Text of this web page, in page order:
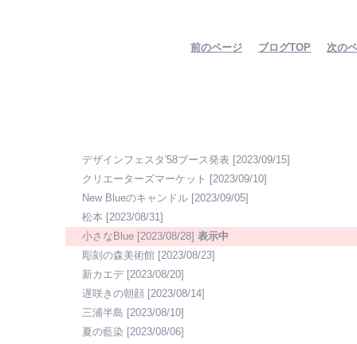
前のページ ブログTOP 次の
デザインフェスタ'58ブース発表 [2023/09/15]
クリエーターズマーケット [2023/09/10]
New Blueのキャンドル [2023/09/05]
松本 [2023/08/31]
小さなBlue [2023/08/28] 表示中
彫刻の森美術館 [2023/08/23]
新カエデ[2023/08/20]
遅咲きの朝顔 [2023/08/14]
三浦半島 [2023/08/10]
夏の藍染 [2023/08/06]